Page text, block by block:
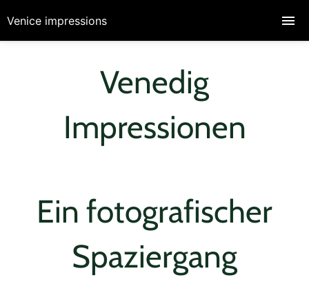
Venedig
Impressionen
Ein fotografischer
Spaziergang
Venice impressions